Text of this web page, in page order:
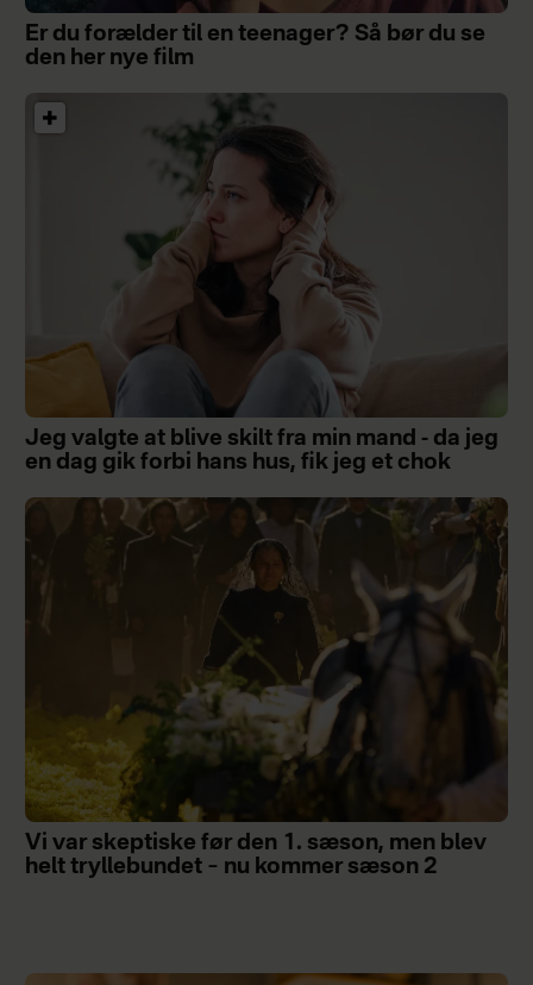
Er du forælder til en teenager? Så bør du se
den her nye film
Jeg valgte at blive skilt fra min mand - da jeg
en dag gik forbi hans hus, fik jeg et chok
Vi var skeptiske før den 1. sæson, men blev
helt tryllebundet – nu kommer sæson 2